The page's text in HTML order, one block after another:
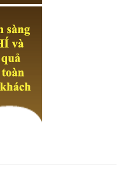
brave openly war, will certainly
s main battle.